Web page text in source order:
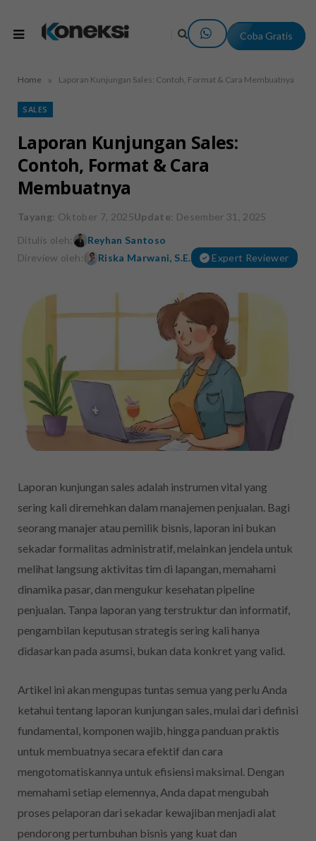
Coba Gratis
Home » Laporan Kunjungan Sales: Contoh, Format & Cara Membuatnya
SALES
Laporan Kunjungan Sales:
Contoh, Format & Cara
Membuatnya
Tayang: Oktober 7, 2025Update: Desember 31, 2025
Ditulis oleh:
Reyhan Santoso
Direview oleh:
Riska Marwani, S.E. Expert Reviewer
Laporan kunjungan sales adalah instrumen vital yang
sering kali diremehkan dalam manajemen penjualan. Bagi
seorang manajer atau pemilik bisnis, laporan ini bukan
sekadar formalitas administratif, melainkan jendela untuk
melihat langsung aktivitas tim di lapangan, memahami
dinamika pasar, dan mengukur kesehatan pipeline
penjualan. Tanpa laporan yang terstruktur dan informatif,
pengambilan keputusan strategis sering kali hanya
didasarkan pada asumsi, bukan data konkret yang valid.
Artikel ini akan mengupas tuntas semua yang perlu Anda
ketahui tentang laporan kunjungan sales, mulai dari definisi
fundamental, komponen wajib, hingga panduan praktis
untuk membuatnya secara efektif dan cara
mengotomatiskannya untuk efisiensi maksimal. Dengan
memahami setiap elemennya, Anda dapat mengubah
proses pelaporan dari sekadar kewajiban menjadi alat
pendorong pertumbuhan bisnis yang kuat dan